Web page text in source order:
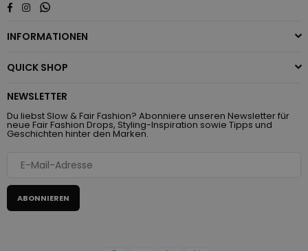
Facebook
InstagramWhatsapp
INFORMATIONEN
QUICK SHOP
NEWSLETTER
Du liebst Slow & Fair Fashion? Abonniere unseren Newsletter für
neue Fair Fashion Drops, Styling-Inspiration sowie Tipps und
Geschichten hinter den Marken.
ABONNIEREN